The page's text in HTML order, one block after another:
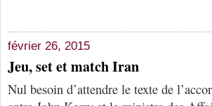
février 26, 2015
Jeu, set et match Iran
Nul besoin d’attendre le texte de